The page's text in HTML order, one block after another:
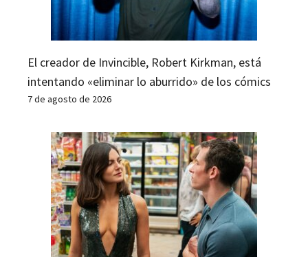
El creador de Invincible, Robert Kirkman, está
intentando «eliminar lo aburrido» de los cómics
7 de agosto de 2026